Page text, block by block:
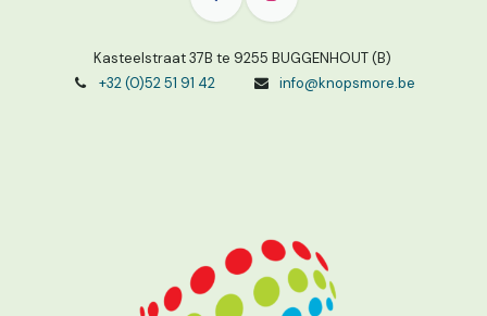
Kasteelstraat 37B te 9255 BUGGENHOUT (B)
+32 (0)52 51 91 42
info@knopsmore.be